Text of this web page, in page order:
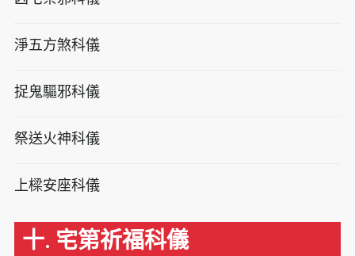
淨五方煞科儀
捉鬼驅邪科儀
祭送火神科儀
上樑安座科儀
十. 宅第祈福科儀